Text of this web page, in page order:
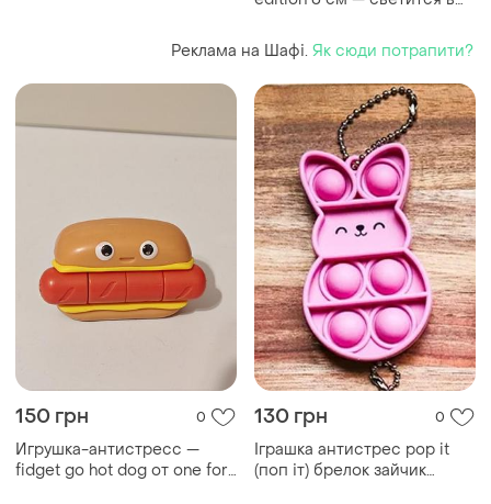
Реклама на Шафі. Як сюди потрапити?
150 грн 0
Игрушка-антистресс —
fidget go hot dog от one for
130 грн 0
Іграшка антистрес pop it
(поп іт) брелок зайчик